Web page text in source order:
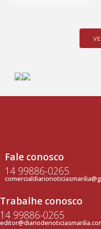
Fale conosco
14 99886-0265
Trabalhe conosco
14 99886-0265